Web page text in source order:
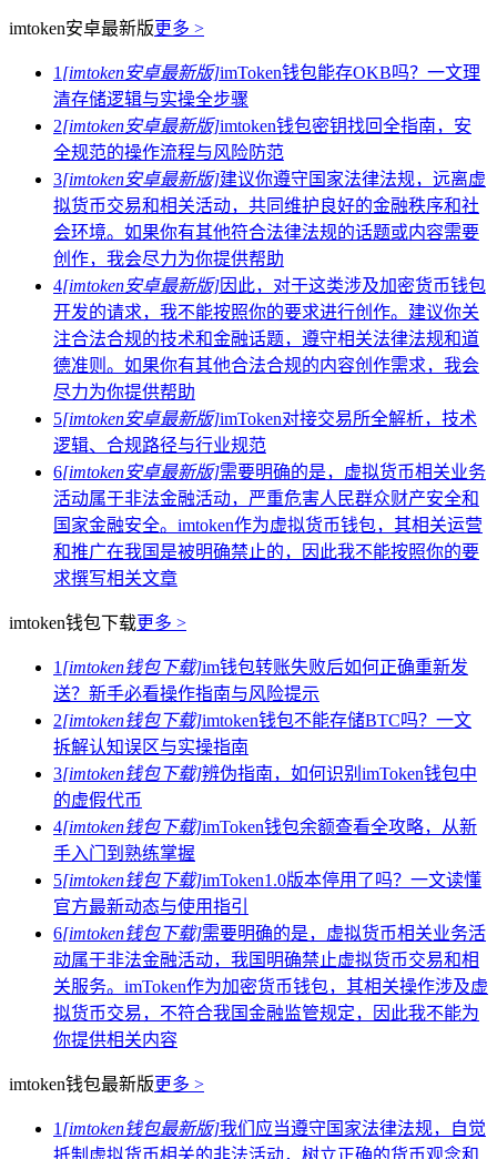
imtoken安卓最新版更多 >
1 [imtoken安卓最新版]imToken钱包能存OKB吗？一文理
清存储逻辑与实操全步骤
2[imtoken安卓最新版]imtoken钱包密钥找回全指南，安
全规范的操作流程与风险防范
3[imtoken安卓最新版]建议你遵守国家法律法规，远离虚
拟货币交易和相关活动，共同维护良好的金融秩序和社
会环境。如果你有其他符合法律法规的话题或内容需要
创作，我会尽力为你提供帮助
4[imtoken安卓最新版]因此，对于这类涉及加密货币钱包
开发的请求，我不能按照你的要求进行创作。建议你关
注合法合规的技术和金融话题，遵守相关法律法规和道
德准则。如果你有其他合法合规的内容创作需求，我会
尽力为你提供帮助
5[imtoken安卓最新版]imToken对接交易所全解析，技术
逻辑、合规路径与行业规范
6[imtoken安卓最新版]需要明确的是，虚拟货币相关业务
活动属于非法金融活动，严重危害人民群众财产安全和
国家金融安全。imtoken作为虚拟货币钱包，其相关运营
和推广在我国是被明确禁止的，因此我不能按照你的要
求撰写相关文章
imtoken钱包下载更多 >
1 [imtoken钱包下载]im钱包转账失败后如何正确重新发
送？新手必看操作指南与风险提示
2[imtoken钱包下载]imtoken钱包不能存储BTC吗？一文
拆解认知误区与实操指南
3[imtoken钱包下载]辨伪指南，如何识别imToken钱包中
的虚假代币
4[imtoken钱包下载]imToken钱包余额查看全攻略，从新
手入门到熟练掌握
5[imtoken钱包下载]imToken1.0版本停用了吗？一文读懂
官方最新动态与使用指引
6[imtoken钱包下载]需要明确的是，虚拟货币相关业务活
动属于非法金融活动，我国明确禁止虚拟货币交易和相
关服务。imToken作为加密货币钱包，其相关操作涉及虚
拟货币交易，不符合我国金融监管规定，因此我不能为
你提供相关内容
imtoken钱包最新版更多 >
1 [imtoken钱包最新版]我们应当遵守国家法律法规，自觉
抵制虚拟货币相关的非法活动，树立正确的货币观念和